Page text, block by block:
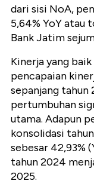
dari sisi NoA,
5,64% YoY atau
Bank Jatim
Kinerja yang
pencapaian
sepanjang tahun
pertumbuhan
utama. Adapun
konsolidasi
sebesar 42,93%
tahun 2024
2025.